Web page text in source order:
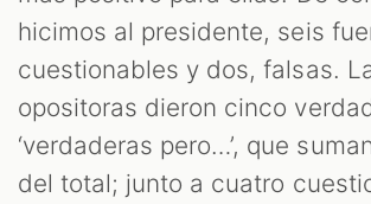
hicimos al presidente, seis
cuestionables y dos, falsas.
opositoras dieron cinco
‘verdaderas pero…’, que
del total; junto a cuatro